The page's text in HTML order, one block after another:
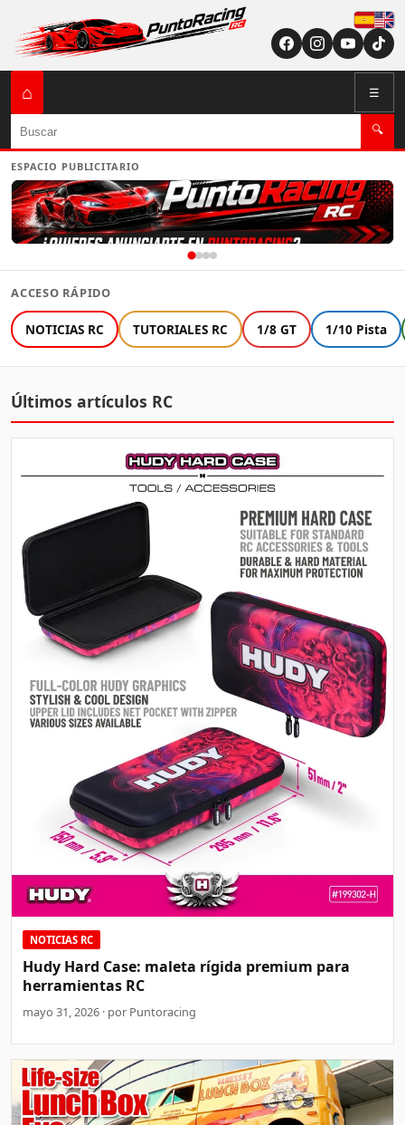
English (US /
⌂ ☰
Buscar 🔍
ESPACIO PUBLICITARIO
ACCESO RÁPIDO
NOTICIAS RC TUTORIALES RC 1/8 GT 1/10 Pista
Últimos artículos RC
NOTICIAS RC
Hudy Hard Case: maleta rígida premium para
herramientas RC
mayo 31, 2026 · por Puntoracing